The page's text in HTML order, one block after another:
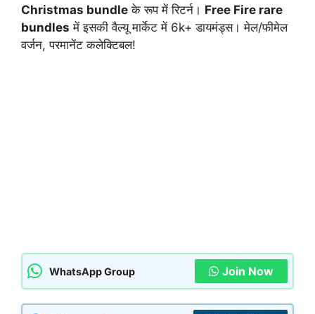
Christmas bundle के रूप में रिटर्न। Free Fire rare
bundles में इसकी वैल्यू मार्केट में 6k+ डायमंड्स। मेल/फीमेल
वर्जन, परमानेंट कलेक्टिबल!
WhatsApp Group Join Now